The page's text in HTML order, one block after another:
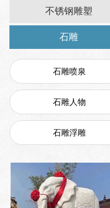
不锈钢雕塑
石雕
石雕喷泉
石雕人物
石雕浮雕